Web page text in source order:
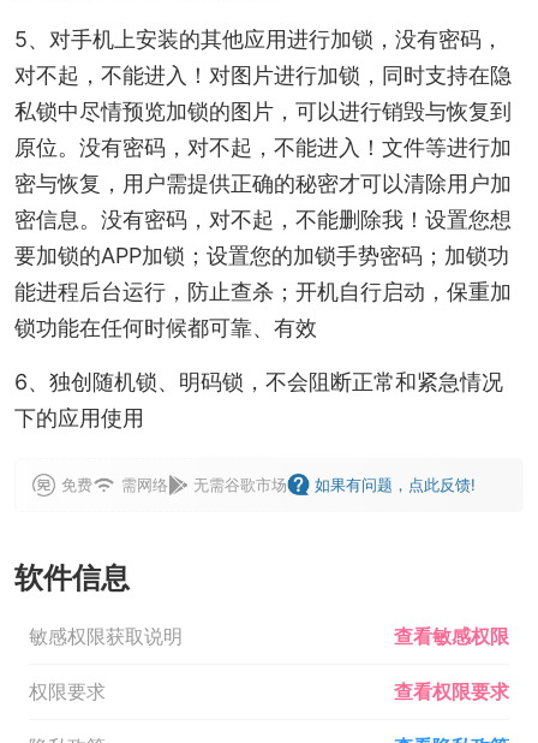
5、对手机上安装的其他应用进行加锁，没有密码，
对不起，不能进入！对图片进行加锁，同时支持在隐
私锁中尽情预览加锁的图片，可以进行销毁与恢复到
原位。没有密码，对不起，不能进入！文件等进行加
密与恢复，用户需提供正确的秘密才可以清除用户加
密信息。没有密码，对不起，不能删除我！设置您想
要加锁的APP加锁；设置您的加锁手势密码；加锁功
能进程后台运行，防止查杀；开机自行启动，保重加
锁功能在任何时候都可靠、有效
6、独创随机锁、明码锁，不会阻断正常和紧急情况
下的应用使用
免费 需网络 无需谷歌市场 如果有问题，点此反馈!
软件信息
敏感权限获取说明 查看敏感权限
权限要求 查看权限要求